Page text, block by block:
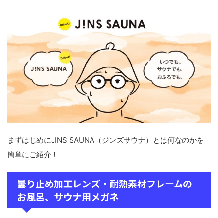
まずはじめにJINS SAUNA（ジンズサウナ）とは何なのかを
簡単にご紹介！
曇り止め加工レンズ・耐熱素材フレームの
お風呂、サウナ用メガネ